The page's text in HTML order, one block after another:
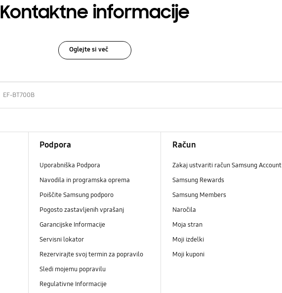
Kontaktne informacije
Oglejte si več
EF-BT700B
Podpora
Uporabniška Podpora
Navodila in programska oprema
Poiščite Samsung podporo
Pogosto zastavljenih vprašanj
Garancijske Informacije
Servisni lokator
Rezervirajte svoj termin za popravilo
Sledi mojemu popravilu
Regulativne Informacije
Račun
Zakaj ustvariti račun Samsung Account
Samsung Rewards
Samsung Members
Naročila
Moja stran
Moji izdelki
Moji kuponi